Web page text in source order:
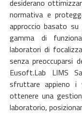
desiderano
normativa e
approccio basato
gamma di
laboratori di
senza preoccuparsi
Eusoft.Lab LIMS
sfruttare appieno i
ottenere una
laboratorio,